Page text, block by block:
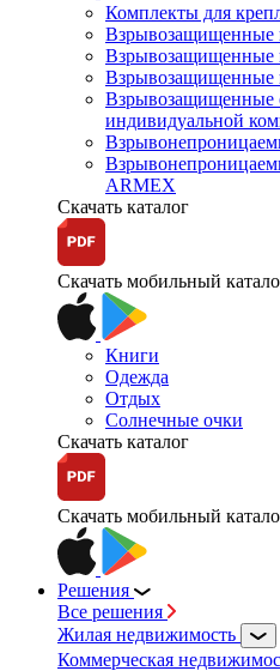
Комплекты для
Взрывозащищенные
Взрывозащищенные
Взрывозащищенные
Взрывозащищенные
индивидуальной
ARMEX
Скачать каталог
Скачать мобильный
Книги
Одежда
Отдых
Солнечные очки
Скачать каталог
Скачать мобильный
Решения
Все решения
Жилая недвижимость
Коммерческая